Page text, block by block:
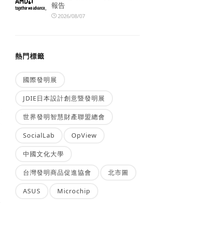
報告
2026/08/07
熱門標籤
國際發明展
JDIE日本設計創意暨發明展
世界發明智慧財產聯盟總會
SocialLab OpView
中國文化大學
台灣發明商品促進協會 北市圖
ASUS Microchip